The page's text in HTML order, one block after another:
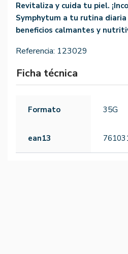
Revitaliza y cuida tu piel.
Symphytum a tu rutina
beneficios calmantes y
Referencia: 123029
Ficha técnica
Formato 35G
ean13